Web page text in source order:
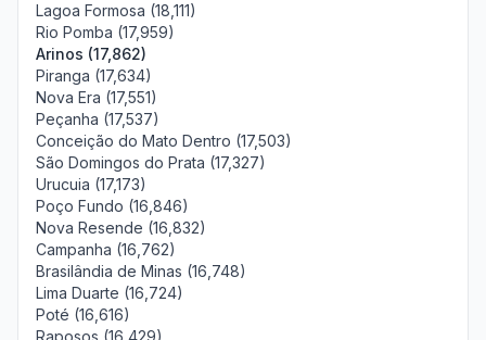
Lagoa Formosa (18,111)
Rio Pomba (17,959)
Arinos (17,862)
Piranga (17,634)
Nova Era (17,551)
Peçanha (17,537)
Conceição do Mato Dentro (17,503)
São Domingos do Prata (17,327)
Urucuia (17,173)
Poço Fundo (16,846)
Nova Resende (16,832)
Campanha (16,762)
Brasilândia de Minas (16,748)
Lima Duarte (16,724)
Poté (16,616)
Raposos (16,429)